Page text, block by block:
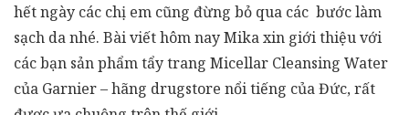
hết ngày các chị em cũng đừng bỏ qua các bước làm
sạch da nhé. Bài viết hôm nay Mika xin giới thiệu với
các bạn sản phẩm tẩy trang Micellar Cleansing Water
của Garnier – hãng drugstore nổi tiếng của Đức, rất